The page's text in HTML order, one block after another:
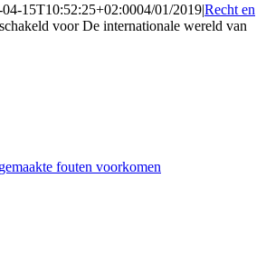
04-15T10:52:25+02:0004/01/2019|Recht en
voor De internationale wereld van
fouten voorkomen